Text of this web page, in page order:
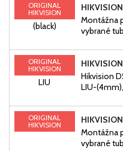
MP,
vozidiel,
pokročilá
mikrofón
zvuku v
Efektívny
ORIGINAL
HIKVISION
Montážna
vybrané
ORIGINAL
HIKVISION
Hikvision
LIU-
PoE,
HD)IP
4mm
ColorVu s
ORIGINAL
HIKVISION
Montážna
vybrané